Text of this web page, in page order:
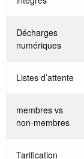
Décharges
numériques
Listes d’attente
membres vs
non-membres
Tarification